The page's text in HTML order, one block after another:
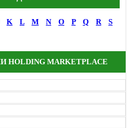
K L M N O P Q R
S
MARKETPLACE